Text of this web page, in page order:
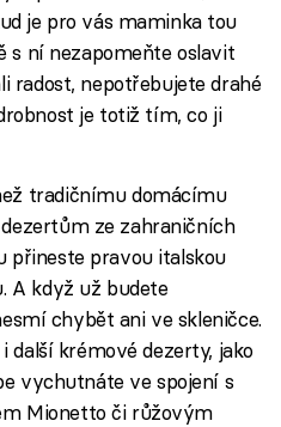
je pro vás maminka tou
s ní nezapomeňte oslavit
radost, nepotřebujete drahé
je totiž tím, co ji
tradičnímu domácímu
ze zahraničních
přineste pravou italskou
A když už budete
chybět ani ve skleničce.
další krémové dezerty, jako
vychutnáte ve spojení s
Mionetto či růžovým